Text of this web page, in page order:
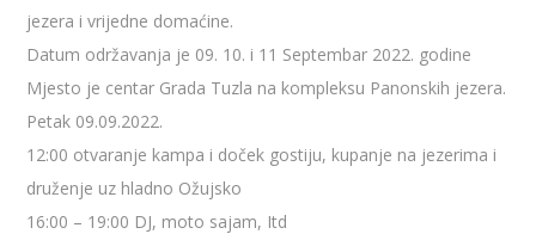
jezera i vrijedne domaćine.
Datum održavanja je 09. 10. i 11 Septembar 2022. godine
Mjesto je centar Grada Tuzla na kompleksu Panonskih jezera.
Petak 09.09.2022.
12:00 otvaranje kampa i doček gostiju, kupanje na jezerima i
druženje uz hladno Ožujsko
16:00 – 19:00 DJ, moto sajam, Itd